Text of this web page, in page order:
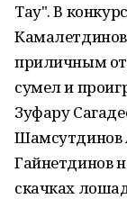
Тау". В
Камалетдинов
приличным
сумел и
Зуфару
Шамсутдинов
Гайнетдинов
скачках